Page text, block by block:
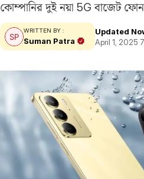
কোম্পানির দুই নয়া 5G বাজেট
C73 এই মাসেই লঞ্চ হতে চলেছে।
হলেও, একটি রিপোর্ট ফোনগুলির…
WRITTEN BY :
Suman Patra
Updated
April 1, 2025